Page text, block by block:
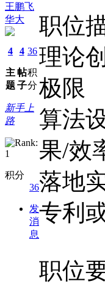
王鹏飞
华大
4
主
题
4
帖
子
36
积
分
新手上
路
积分
36
发
消
息
职位
理论
极限
算法
果/效
落地
专利
职位